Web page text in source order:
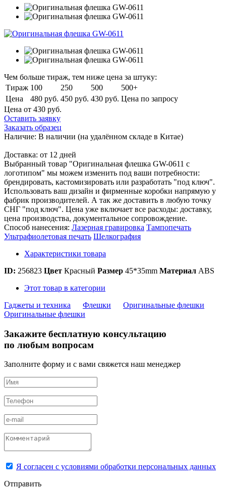
Чем больше тираж, тем ниже цена за штуку:
Тираж 100 250 500
500+
Цена
480 руб. 450 руб. 430 руб. Цена по запросу
Цена от 430 руб.
Оставить заявку
Заказать образец
Наличие: В наличии (на удалённом складе в Китае)
Доставка: от 12 дней
Выбранный товар "Оригинальная флешка GW-0611 с
логотипом" мы можем изменить под ваши потребности:
брендировать, кастомизировать или разработать "под ключ".
Использовать ваш дизайн и фирменные коробки напрямую у
фабрик производителей. А так же доставить в любую точку
СНГ "под ключ". Цена уже включает все расходы: доставку,
цена производства, документальное сопровождение.
Способ нанесения: Лазерная гравировка Тампопечать
Ультрафиолетовая печать Шелкография
Характеристики товара
ID: 256823 Цвет Красный Размер 45*35mm Материал ABS
Этот товар в категории
Гаджеты и техника
Флешки
Оригинальные флешки
Оригинальные флешки
Закажите бесплатную консультацию
по любым вопросам
Заполните форму и с вами свяжется наш менеджер
Я согласен с условиями обработки персональных данных
Отправить